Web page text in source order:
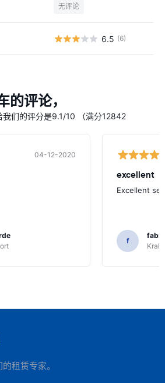
无评论
6.5 (6)
的评论，
我们的评分是9.1/10 （满分12842
04-12-2020
excellent
Excellent
f
租赁专家。